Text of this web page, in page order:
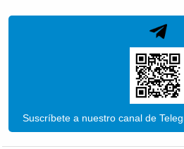
Suscríbete a nuestro canal de